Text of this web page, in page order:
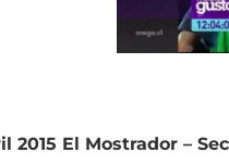
2015 El Mostrador –